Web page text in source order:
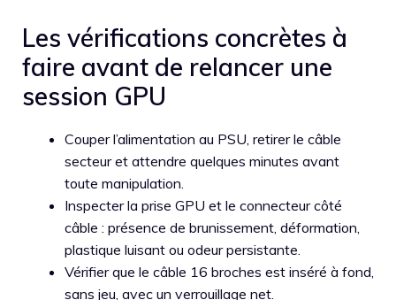
Les vérifications concrètes à
faire avant de relancer une
session GPU
Couper l’alimentation au PSU, retirer le câble
secteur et attendre quelques minutes avant
toute manipulation.
Inspecter la prise GPU et le connecteur côté
câble : présence de brunissement, déformation,
plastique luisant ou odeur persistante.
Vérifier que le câble 16 broches est inséré à fond,
sans jeu, avec un verrouillage net.